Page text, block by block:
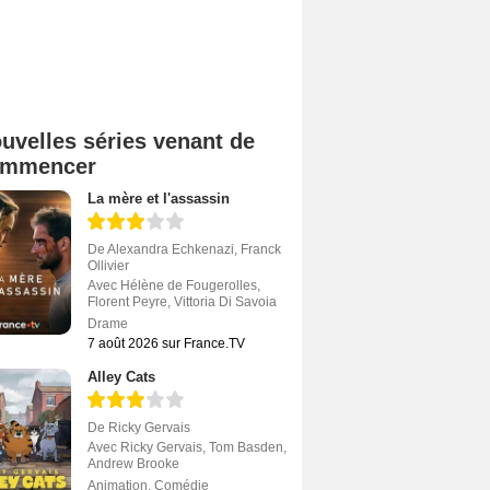
séries venant de
La mère et l'assassin
De Alexandra Echkenazi, Franck
Ollivier
Avec Hélène de Fougerolles,
Florent Peyre, Vittoria Di Savoia
Drame
7 août 2026 sur France.TV
Alley Cats
De Ricky Gervais
Avec Ricky Gervais, Tom Basden,
Andrew Brooke
Animation, Comédie